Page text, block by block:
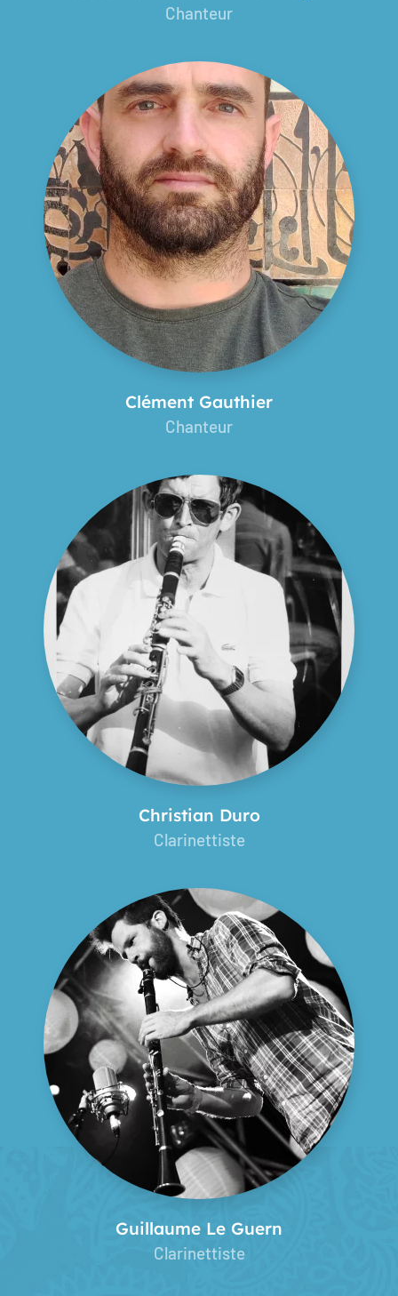
Chanteur
Clément Gauthier
Chanteur
Christian Duro
Clarinettiste
Guillaume Le Guern
Clarinettiste